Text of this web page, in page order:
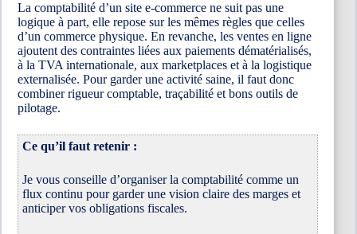
La comptabilité d’un site e-commerce ne suit pas une
logique à part, elle repose sur les mêmes règles que celles
d’un commerce physique. En revanche, les ventes en ligne
ajoutent des contraintes liées aux paiements dématérialisés,
à la TVA internationale, aux marketplaces et à la logistique
externalisée. Pour garder une activité saine, il faut donc
combiner rigueur comptable, traçabilité et bons outils de
pilotage.
Ce qu’il faut retenir :
Je vous conseille d’organiser la comptabilité comme un
flux continu pour garder une vision claire des marges et
anticiper vos obligations fiscales.